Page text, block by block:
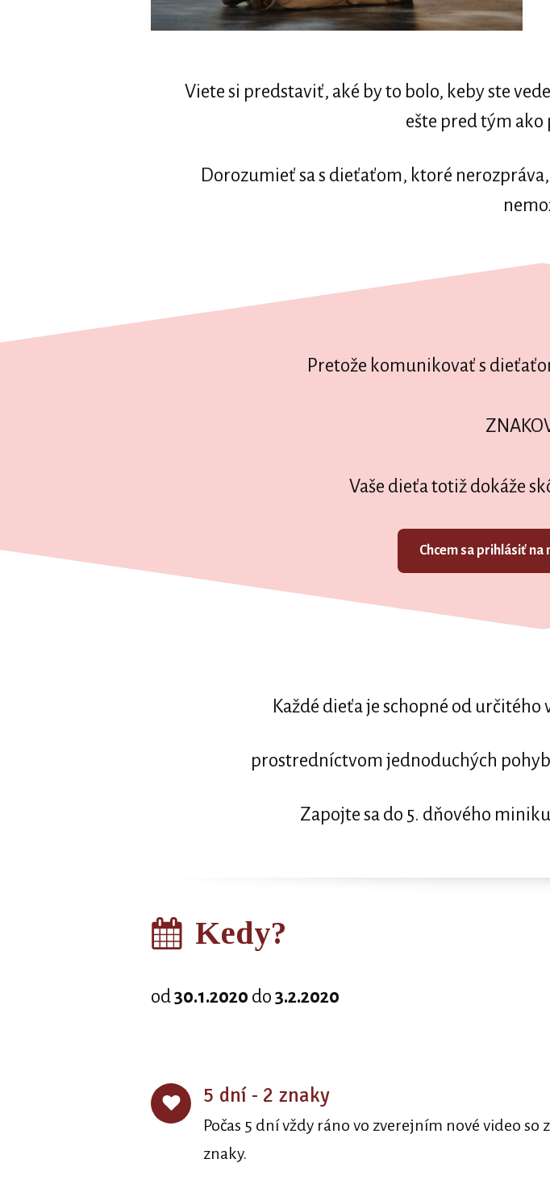
Viete si predstaviť, aké by to bolo, keby ste
ešte pred tým ako
Dorozumieť sa s dieťaťom, ktoré
Pretože komunikovať s
Vaše dieťa totiž dokáže
Chcem sa prihlásiť na
Každé dieťa je schopné od
prostredníctvom jednoduchých
Zapojte sa do 5. dňového
Kedy?
od30.1.2020 do 3.2.2020
5 dní - 2 znaky
Počas 5 dní vždy ráno vo zverejním nové video
znaky.